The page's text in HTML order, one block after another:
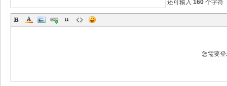
还可输入 160 个字符
您需要